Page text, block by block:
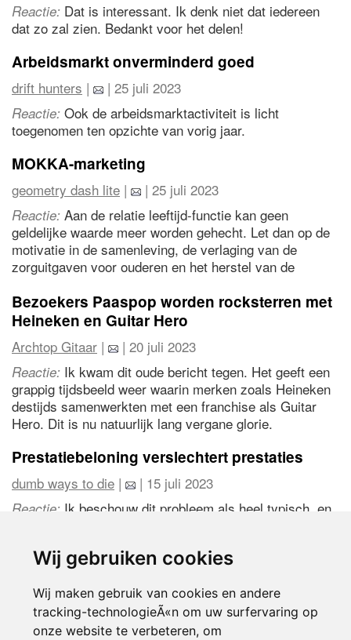
Wij gebruiken cookies
Wij maken gebruik van cookies en andere
tracking-technologieÃ«n om uw surfervaring op
onze website te verbeteren, om
Reactie: Dat is interessant. Ik denk niet dat iedereen
dat zo zal zien. Bedankt voor het delen!
Arbeidsmarkt onverminderd goed
drift hunters | | 25 juli 2023
Reactie: Ook de arbeidsmarktactiviteit is licht
toegenomen ten opzichte van vorig jaar.
MOKKA-marketing
geometry dash lite | | 25 juli 2023
Reactie: Aan de relatie leeftijd-functie kan geen
geldelijke waarde meer worden gehecht. Let dan op de
motivatie in de samenleving, de verlaging van de
zorguitgaven voor ouderen en het herstel van de
Bezoekers Paaspop worden rocksterren met
Heineken en Guitar Hero
Archtop Gitaar | | 20 juli 2023
Reactie: Ik kwam dit oude bericht tegen. Het geeft een
grappig tijdsbeeld weer waarin merken zoals Heineken
destijds samenwerkten met een franchise als Guitar
Hero. Dit is nu natuurlijk lang vergane glorie.
Prestatiebeloning verslechtert prestaties
dumb ways to die | | 15 juli 2023
Reactie: Ik beschouw dit probleem als heel typisch, en
1 2 3 4 5 2480 volgende >